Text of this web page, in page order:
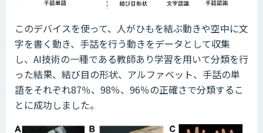
このデバイスを使って、人がひもを結ぶ動きや空中に文
字を書く動き、手話を行う動きをデータとして収集
し、AI技術の一種である教師あり学習を用いて分類を行
った結果、結び目の形状、アルファベット、手話の単
語をそれぞれ87％、98％、96％の正確さで分類するこ
とに成功しました。